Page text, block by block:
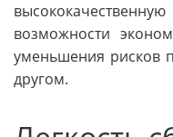
возможности
уменьшения рисков
другом.